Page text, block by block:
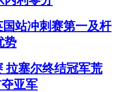
站冲刺赛第一及杆
势
拉塞尔终结冠军荒
亚军